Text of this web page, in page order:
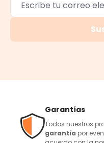
Garantías
Todos nuestros
garantía por